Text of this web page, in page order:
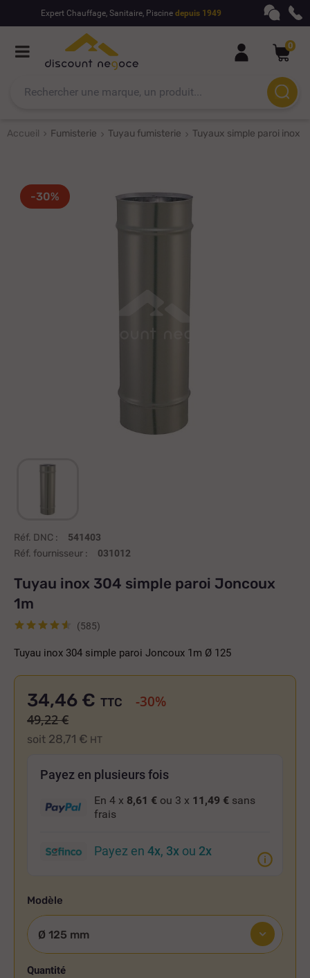
Expert Chauffage, Sanitaire, Piscine depuis 1949
0
Accueil Fumisterie Tuyau fumisterie Tuyaux simple paroi inox
-30%
Réf. DNC : 541403
Réf. fournisseur : 031012
Tuyau inox 304 simple paroi Joncoux
1m
(585)
Tuyau inox 304 simple paroi Joncoux 1m Ø 125
34,46 €
soit 28,71 € HT
TTC -30%
49,22 €
Payez en plusieurs fois
En 4 x 8,61 € ou 3 x 11,49 € sans
frais
Payez en 4x, 3x ou 2x
Modèle
Quantité